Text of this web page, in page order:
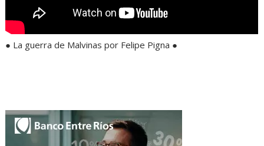
● La guerra de Malvinas por Felipe Pigna ●